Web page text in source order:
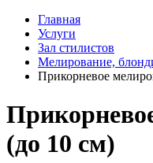
Главная
Услуги
Зал стилистов
Мелирование,
Прикорневое
(до 10 см)